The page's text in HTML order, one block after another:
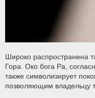
Широко распространена
Гора. Око бога Ра,
также символизирует
позволяющим владельцу